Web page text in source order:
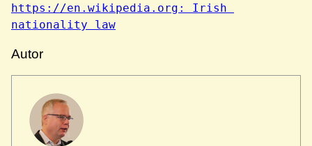
https://en.wikipedia.org: Irish
nationality law
Autor